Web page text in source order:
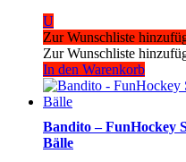
U
Zur Wunschliste
Zur Wunschliste
In den Warenkorb
Bandito – FunHockey
Bälle